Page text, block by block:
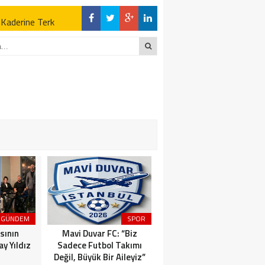
Terk
Açıklamalar
Terk
GÜNDEM
Yıldız
SPOR
Mavi Duvar FC: “Biz
Sadece Futbol Takımı
Değil, Büyük Bir Aileyiz”